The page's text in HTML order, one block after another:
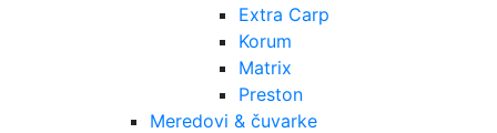
Extra Carp
Korum
Matrix
Preston
Meredovi & čuvarke